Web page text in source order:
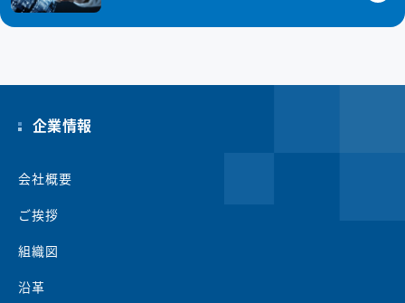
企業情報
会社概要
ご挨拶
組織図
沿革